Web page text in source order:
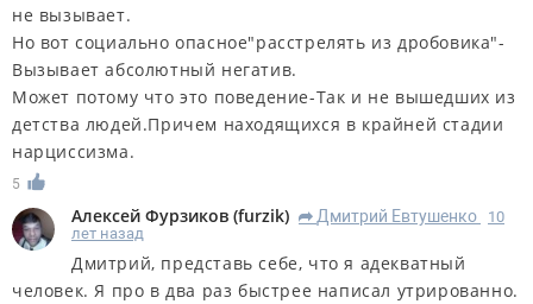
не вызывает.
Но вот социально опасное"расстрелять из дробовика"-
Вызывает абсолютный негатив.
Может потому что это поведение-Так и не вышедших из
детства людей.Причем находящихся в крайней стадии
нарциссизма.
5
Алексей Фурзиков (furzik) R Дмитрий Евтушенко
10
лет назад
Дмитрий, представь себе, что я адекватный
человек. Я про в два раз быстрее написал утрированно.